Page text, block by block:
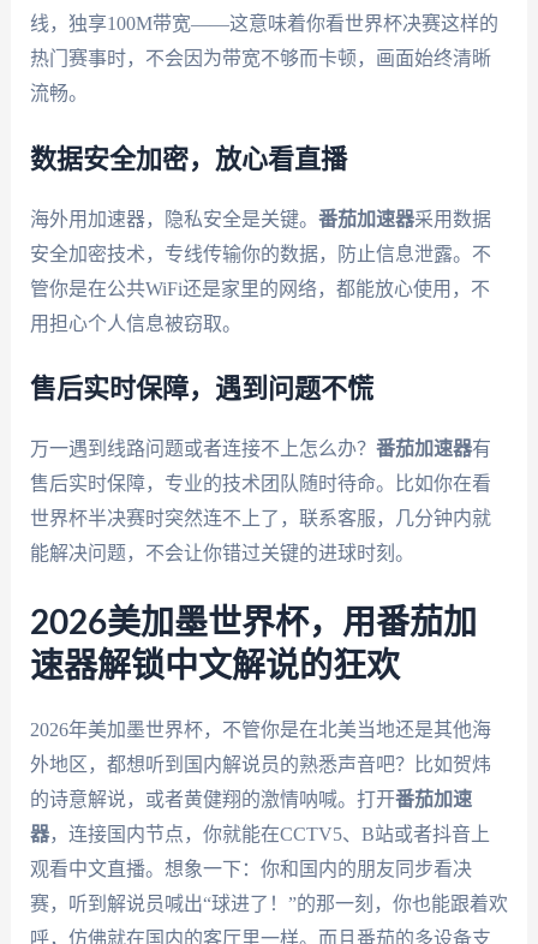
线，独享100M带宽——这意味着你看世界杯决赛这样的
热门赛事时，不会因为带宽不够而卡顿，画面始终清晰
流畅。
数据安全加密，放心看直播
海外用加速器，隐私安全是关键。 番茄加速器采用数据
安全加密技术，专线传输你的数据，防止信息泄露。不
管你是在公共WiFi还是家里的网络，都能放心使用，不
用担心个人信息被窃取。
售后实时保障，遇到问题不慌
万一遇到线路问题或者连接不上怎么办？ 番茄加速器有
售后实时保障，专业的技术团队随时待命。比如你在看
世界杯半决赛时突然连不上了，联系客服，几分钟内就
能解决问题，不会让你错过关键的进球时刻。
2026美加墨世界杯，用番茄加
速器解锁中文解说的狂欢
2026年美加墨世界杯，不管你是在北美当地还是其他海
外地区，都想听到国内解说员的熟悉声音吧？比如贺炜
的诗意解说，或者黄健翔的激情呐喊。打开番茄加速
器，连接国内节点，你就能在CCTV5、B站或者抖音上
观看中文直播。想象一下：你和国内的朋友同步看决
赛，听到解说员喊出“球进了！”的那一刻，你也能跟着欢
呼，仿佛就在国内的客厅里一样。而且番茄的多设备支